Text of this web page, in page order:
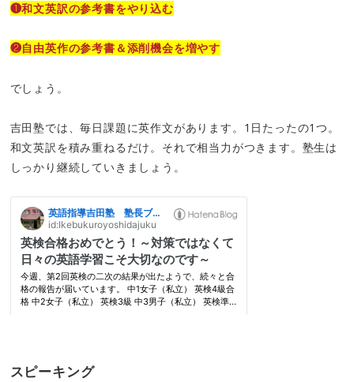
❶和文英訳の参考書をやり込む
❷自由英作の参考書＆添削機会を増やす
でしょう。
吉田塾では、毎日課題に英作文があります。1日たったの1つ。
和文英訳を積み重ねるだけ。それで相当力がつきます。塾生は
しっかり継続していきましょう。
スピーキング